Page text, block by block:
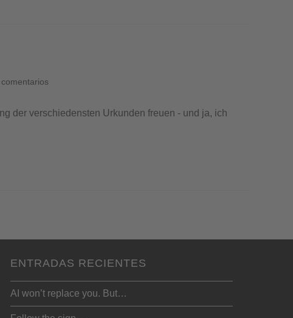
comentarios
der verschiedensten Urkunden freuen - und ja, ich
ENTRADAS RECIENTES
AI won’t replace you. But…